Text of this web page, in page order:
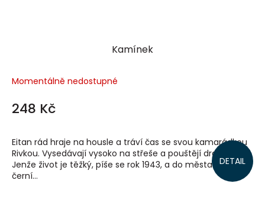
Kamínek
Momentálně nedostupné
248 Kč
DETAIL
Eitan rád hraje na housle a tráví čas se svou kamarádkou
Rivkou. Vysedávají vysoko na střeše a pouštějí draka.
Jenže život je těžký, píše se rok 1943, a do města vtrhnou
černí...